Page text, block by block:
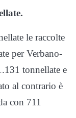
le raccolte
per Verbano-
tonnellate e
al contrario è
con 711